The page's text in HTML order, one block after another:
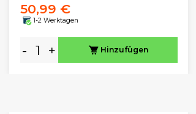
50,99 €
1-2 Werktagen
- + Hinzufügen